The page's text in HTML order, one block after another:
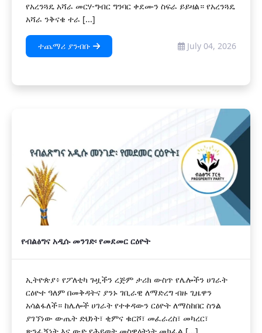
የአረንጓዴ አሻራ መርሃ-ግብር ግንባር ቀደሙን ስፍራ ይይዛል። የአረንጓዴ
አሻራ ንቅናቄ ተራ [...]
ተጨማሪ ያንብቡ July 04, 2026
የብልፅግና አዲሱ መንገድ፡ የመደመር ርዕዮት
ኢትዮጵያ፥ የፖለቲካ ጉዟችን ረጅም ታሪክ ውስጥ የሌሎችን ሀገራት
ርዕዮተ ዓለም በመቅዳትና ያንኑ ገቢራዊ ለማድረግ ብዙ ጊዜዋን
አሳልፋለች። ከሌሎች ሀገራት የተቀዳውን ርዕዮት ለማስከበር ስንል
ያገኘነው ውጤት ድህነት፣ ቂምና ቁርሾ፣ መፈራረስ፣ መካረር፣